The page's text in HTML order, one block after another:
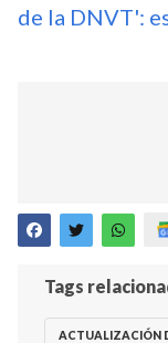
de la DNVT':
Tags
ACTUALIZACIÓN